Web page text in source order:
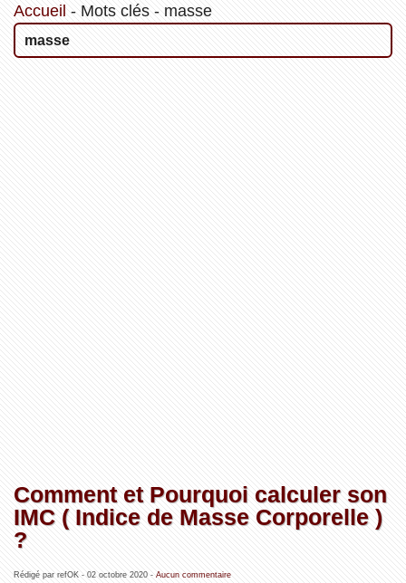
Accueil - Mots clés- masse
masse
Comment et Pourquoi calculer son
IMC ( Indice de Masse Corporelle )
?
Rédigé par refOK - 02 octobre 2020- Aucun commentaire